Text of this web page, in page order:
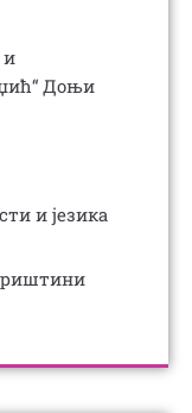
и
Доњи
и језика